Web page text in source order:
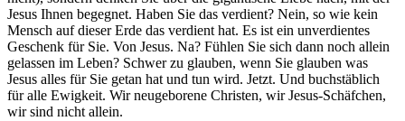
Jesus Ihnen begegnet. Haben Sie das verdient? Nein, so wie kein
Mensch auf dieser Erde das verdient hat. Es ist ein unverdientes
Geschenk für Sie. Von Jesus. Na? Fühlen Sie sich dann noch allein
gelassen im Leben? Schwer zu glauben, wenn Sie glauben was
Jesus alles für Sie getan hat und tun wird. Jetzt. Und buchstäblich
für alle Ewigkeit. Wir neugeborene Christen, wir Jesus-Schäfchen,
wir sind nicht allein.